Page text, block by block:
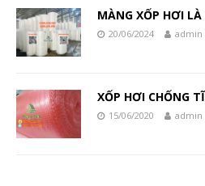
MÀNG XỐP HƠI LÀ
20/06/2024 admin
XỐP HƠI CHỐNG
15/06/2020 admin